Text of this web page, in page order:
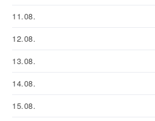
11.08.
12.08.
13.08.
14.08.
15.08.